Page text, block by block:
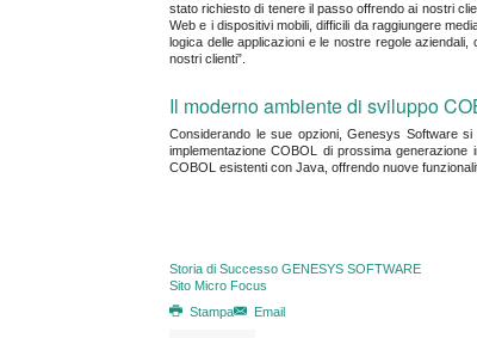
stato richiesto di tenere il passo offrendo ai nostri
Web e i dispositivi mobili, difficili da raggiungere
logica delle applicazioni e le nostre regole
nostri clienti”.
Il moderno ambiente di sviluppo
Considerando le sue opzioni, Genesys Software
implementazione COBOL di prossima
COBOL esistenti con Java, offrendo nuove
Storia di Successo GENESYS SOFTWARE
Sito Micro Focus
Stampa
Email